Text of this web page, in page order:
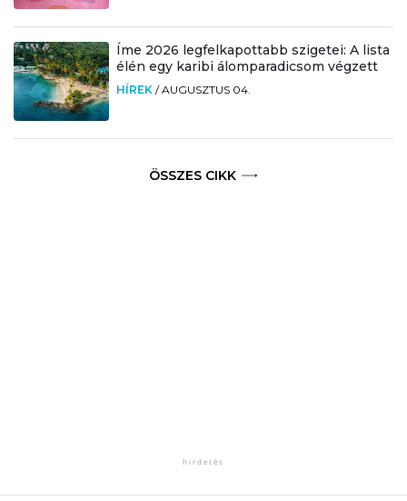
Íme 2026 legfelkapottabb szigetei: A lista
élén egy karibi álomparadicsom végzett
HÍREK /AUGUSZTUS 04.
ÖSSZES CIKK